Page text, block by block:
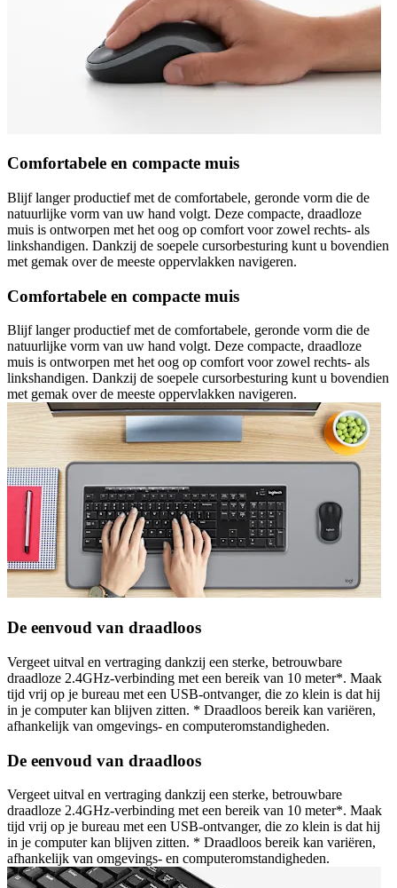
Comfortabele en compacte muis
Blijf langer productief met de comfortabele, geronde vorm die de
natuurlijke vorm van uw hand volgt. Deze compacte, draadloze
muis is ontworpen met het oog op comfort voor zowel rechts- als
linkshandigen. Dankzij de soepele cursorbesturing kunt u bovendien
met gemak over de meeste oppervlakken navigeren.
Comfortabele en compacte muis
Blijf langer productief met de comfortabele, geronde vorm die de
natuurlijke vorm van uw hand volgt. Deze compacte, draadloze
muis is ontworpen met het oog op comfort voor zowel rechts- als
linkshandigen. Dankzij de soepele cursorbesturing kunt u bovendien
met gemak over de meeste oppervlakken navigeren.
De eenvoud van draadloos
Vergeet uitval en vertraging dankzij een sterke, betrouwbare
draadloze 2.4GHz-verbinding met een bereik van 10 meter*. Maak
tijd vrij op je bureau met een USB-ontvanger, die zo klein is dat hij
in je computer kan blijven zitten. * Draadloos bereik kan variëren,
afhankelijk van omgevings- en computeromstandigheden.
De eenvoud van draadloos
Vergeet uitval en vertraging dankzij een sterke, betrouwbare
draadloze 2.4GHz-verbinding met een bereik van 10 meter*. Maak
tijd vrij op je bureau met een USB-ontvanger, die zo klein is dat hij
in je computer kan blijven zitten. * Draadloos bereik kan variëren,
afhankelijk van omgevings- en computeromstandigheden.